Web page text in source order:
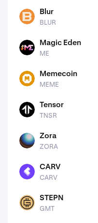
BLUR Blur
BLUR
ME Magic Eden
ME
MEME Memecoin
MEME
TNSR Tensor
TNSR
ZORA Zora
ZORA
CARV CARV
CARV
GMT STEPN
GMT